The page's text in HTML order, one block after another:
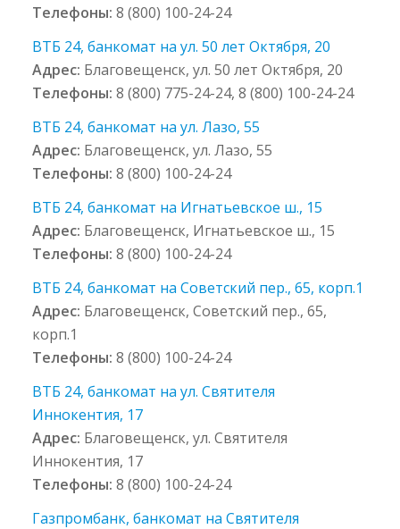
Телефоны:8 (800) 100-24-24
ВТБ 24, банкомат на ул. 50 лет Октября, 20
Адрес: Благовещенск, ул. 50 лет Октября, 20
Телефоны:8 (800) 775-24-24, 8 (800) 100-24-24
ВТБ 24, банкомат на ул. Лазо, 55
Адрес: Благовещенск, ул. Лазо, 55
Телефоны:8 (800) 100-24-24
ВТБ 24, банкомат на Игнатьевское ш., 15
Адрес: Благовещенск, Игнатьевское ш., 15
Телефоны:8 (800) 100-24-24
ВТБ 24, банкомат на Советский пер., 65, корп.1
Адрес: Благовещенск, Советский пер., 65,
корп.1
Телефоны:8 (800) 100-24-24
ВТБ 24, банкомат на ул. Святителя
Иннокентия, 17
Адрес: Благовещенск, ул. Святителя
Иннокентия, 17
Телефоны:8 (800) 100-24-24
Газпромбанк, банкомат на Святителя